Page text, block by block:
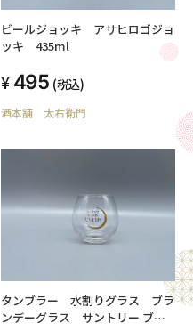
ビールジョッキ アサヒロゴジョ
ッキ 435ml
495 (税込)
酒本舗 太右衛門
タンブラー 水割りグラス ブラ
ンデーグラス サントリー ブラ